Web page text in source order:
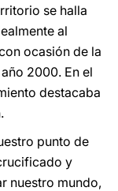
se halla
al
ocasión de la
2000. En el
destacaba
punto de
y
nuestro mundo,